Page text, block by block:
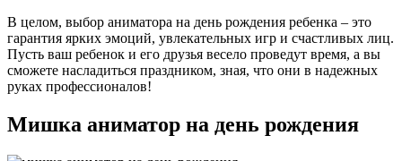
В целом, выбор аниматора на день рождения ребенка – это
гарантия ярких эмоций, увлекательных игр и счастливых лиц.
Пусть ваш ребенок и его друзья весело проведут время, а вы
сможете насладиться праздником, зная, что они в надежных
руках профессионалов!
Мишка аниматор на день рождения